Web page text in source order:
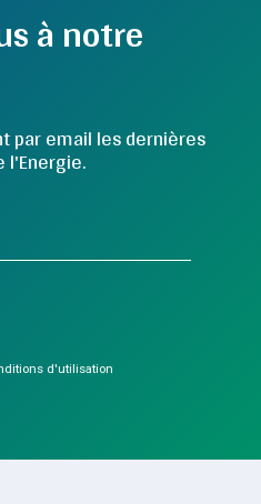
à notre
par email les dernières
l'Energie.
d'utilisation